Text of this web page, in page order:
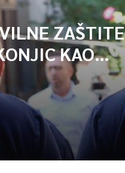
ZAŠTITE
KAO
POŽARA